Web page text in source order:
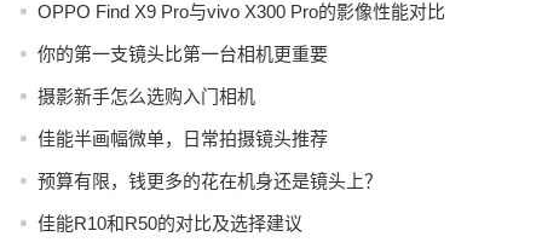
OPPO Find X9 Pro与vivo X300 Pro的影像性能对比
你的第一支镜头比第一台相机更重要
摄影新手怎么选购入门相机
佳能半画幅微单，日常拍摄镜头推荐
预算有限，钱更多的花在机身还是镜头上？
佳能R10和R50的对比及选择建议